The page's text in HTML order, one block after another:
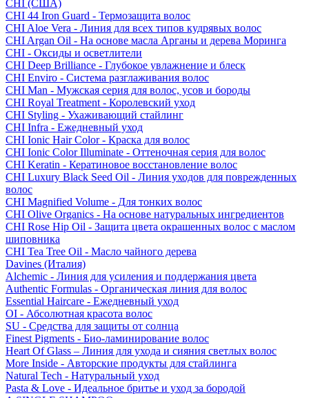
CHI (США)
CHI 44 Iron Guard - Термозащита волос
CHI Aloe Vera - Линия для всех типов кудрявых волос
CHI Argan Oil - На основе масла Арганы и дерева Моринга
CHI - Оксиды и осветлители
CHI Deep Brilliance - Глубокое увлажнение и блеск
CHI Enviro - Система разглаживания волос
CHI Man - Мужская серия для волос, усов и бороды
CHI Royal Treatment - Королевский уход
CHI Styling - Ухаживающий стайлинг
CHI Infra - Ежедневный уход
CHI Ionic Hair Color - Краска для волос
CHI Ionic Color Illuminate - Оттеночная серия для волос
CHI Keratin - Кератиновое восстановление волос
CHI Luxury Black Seed Oil - Линия уходов для поврежденных
волос
CHI Magnified Volume - Для тонких волос
CHI Olive Organics - На основе натуральных ингредиентов
CHI Rose Hip Oil - Защита цвета окрашенных волос с маслом
шиповника
CHI Tea Tree Oil - Масло чайного дерева
Davines (Италия)
Alchemic - Линия для усиления и поддержания цвета
Authentic Formulas - Органическая линия для волос
Essential Haircare - Eжедневный уход
OI - Абсолютная красота волос
SU - Средства для защиты от солнца
Finest Pigments - Био-ламинирование волос
Heart Of Glass – Линия для ухода и сияния светлых волос
More Inside - Авторские продукты для стайлинга
Natural Tech - Натуральный уход
Pasta & Love - Идеальное бритье и уход за бородой